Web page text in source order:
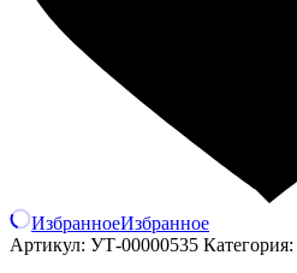
ИзбранноеИзбранное
Артикул: УТ-00000535 Категория: